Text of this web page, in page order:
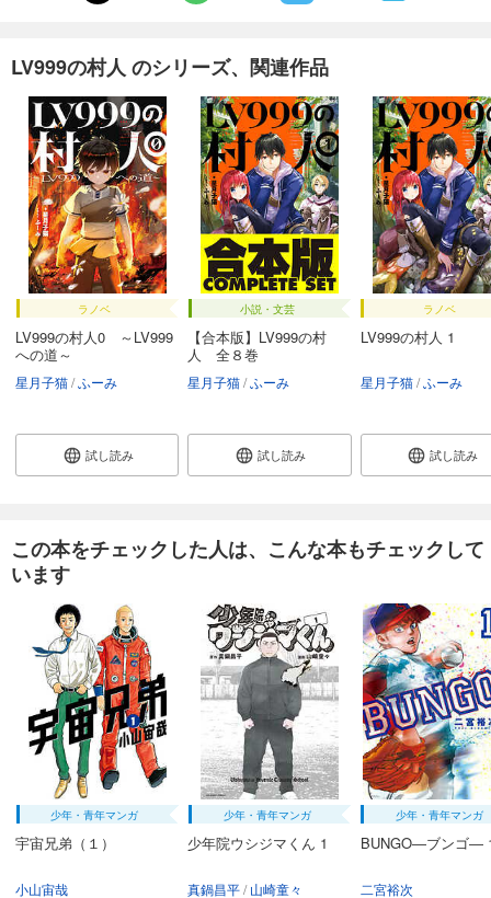
LV999の村人 のシリーズ、関連作品
ラノベ
LV999の村人0 ～LV999
への道～
星月子猫 ふーみ
試し読み
小説・文芸
【合本版】LV999の村
人 全８巻
星月子猫 ふーみ
試し読み
ラノベ
LV999の村人 1
星月子猫 ふーみ
試し読み
この本をチェックした人は、こんな本もチェックして
います
少年・青年マンガ
宇宙兄弟（１）
小山宙哉
少年・青年マンガ
少年院ウシジマくん 1
真鍋昌平 山崎童々
少年・青年マンガ
BUNGO―ブンゴ―
二宮裕次